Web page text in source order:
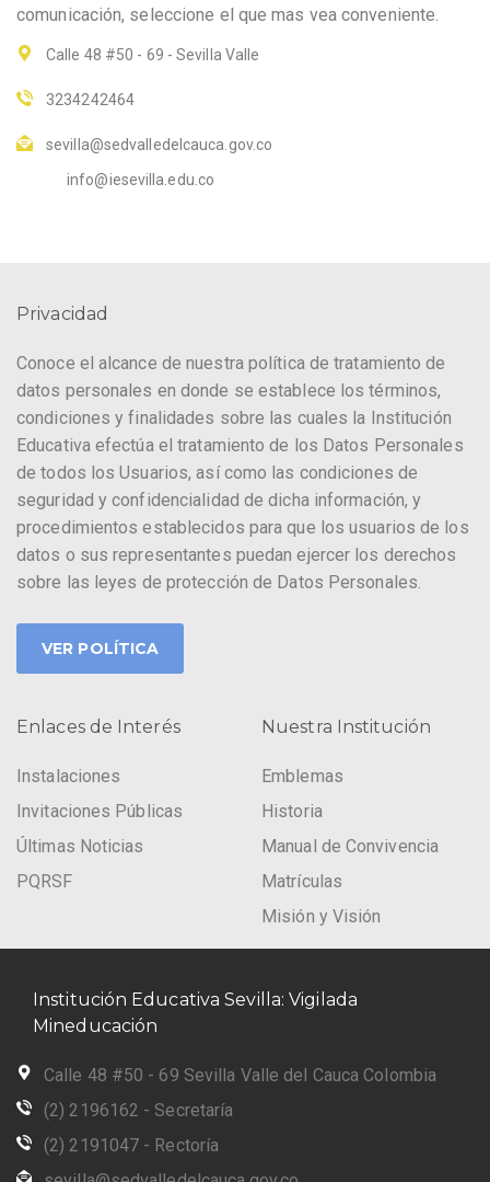
comunicación, seleccione el que mas vea conveniente.
Calle 48 #50 - 69 - Sevilla Valle
3234242464
sevilla@sedvalledelcauca.gov.co
info@iesevilla.edu.co
Privacidad
Conoce el alcance de nuestra política de tratamiento de
datos personales en donde se establece los términos,
condiciones y finalidades sobre las cuales la Institución
Educativa efectúa el tratamiento de los Datos Personales
de todos los Usuarios, así como las condiciones de
seguridad y confidencialidad de dicha información, y
procedimientos establecidos para que los usuarios de los
datos o sus representantes puedan ejercer los derechos
sobre las leyes de protección de Datos Personales.
VER POLÍTICA
Enlaces de Interés
Instalaciones
Invitaciones Públicas
Últimas Noticias
PQRSF
Nuestra Institución
Emblemas
Historia
Manual de Convivencia
Matrículas
Misión y Visión
Institución Educativa Sevilla: Vigilada
Mineducación
Calle 48 #50 - 69 Sevilla Valle del Cauca Colombia
(2) 2196162 - Secretaría
(2) 2191047 - Rectoría